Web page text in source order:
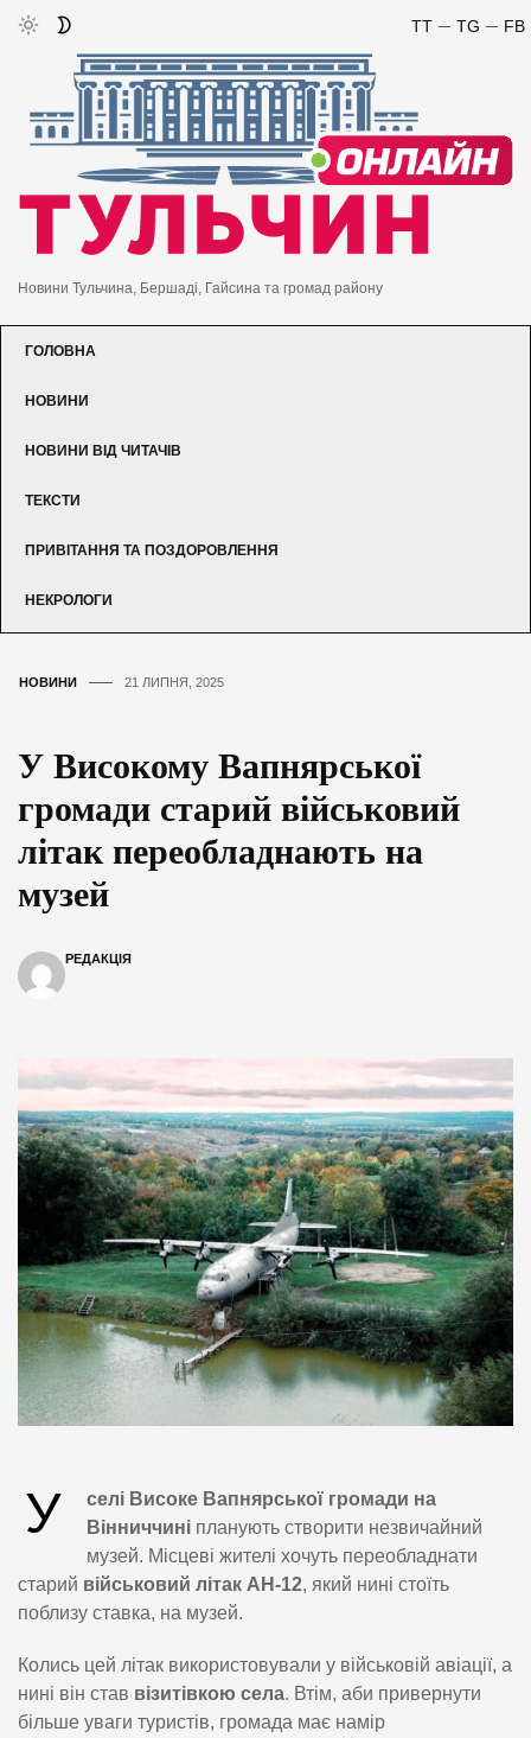
FB
TG
TT
Новини Тульчина, Бершаді, Гайсина та громад району
ГОЛОВНА
НОВИНИ
НОВИНИ ВІД ЧИТАЧІВ
ТЕКСТИ
ПРИВІТАННЯ ТА ПОЗДОРОВЛЕННЯ
НЕКРОЛОГИ
НОВИНИ 21 ЛИПНЯ, 2025
У Високому Вапнярської
громади старий військовий
літак переобладнають на
музей
РЕДАКЦІЯ
У
селі Високе Вапнярської громади на
Вінниччині планують створити незвичайний
музей. Місцеві жителі хочуть переобладнати
старий військовий літак АН-12, який нині стоїть
поблизу ставка, на музей.
Колись цей літак використовували у військовій авіації, а
нині він став візитівкою села. Втім, аби привернути
більше уваги туристів, громада має намір